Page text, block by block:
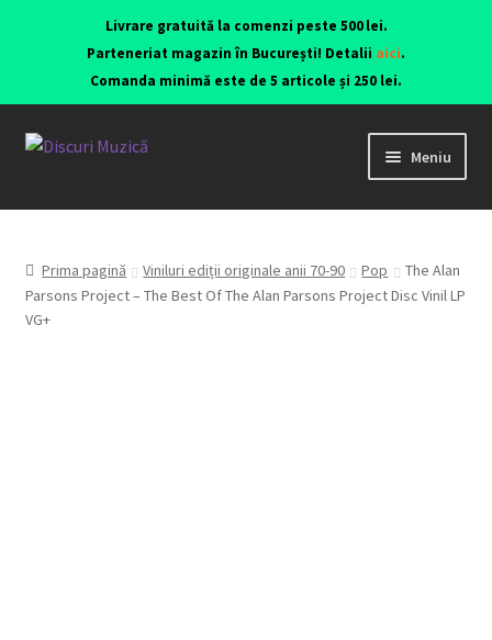
Livrare gratuită la comenzi peste 500 lei.
Parteneriat magazin în București! Detalii aici.
Comanda minimă este de 5 articole și 250 lei.
Meniu
Viniluri ediții originale anii 70-90
CD-uri originale
Contact
Prima pagină Viniluri ediții originale anii 70-90 Pop
The Alan
Parsons Project – The Best Of The Alan Parsons Project Disc Vinil LP
VG+